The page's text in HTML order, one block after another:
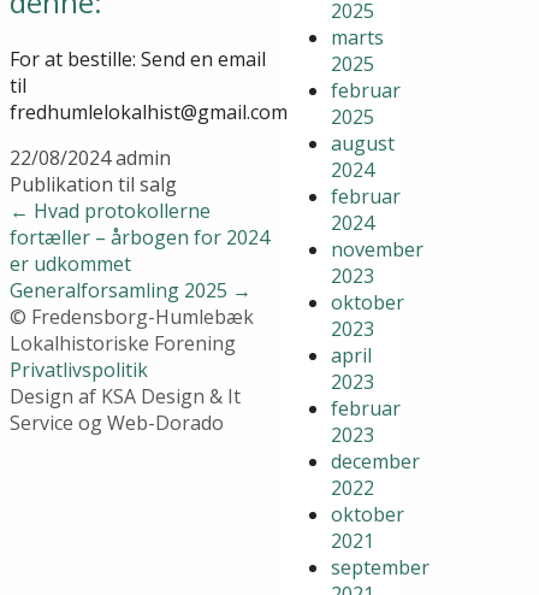
2025
marts
2025
februar
2025
august
2024
februar
2024
november
2023
oktober
2023
april
2023
februar
2023
december
2022
oktober
2021
september
For at bestille: Send en email
til
fredhumlelokalhist@gmail.com
22/08/2024admin
Publikation til salg
← Hvad protokollerne
fortæller – årbogen for 2024
er udkommet
Generalforsamling 2025 →
© Fredensborg-Humlebæk
Lokalhistoriske Forening
Privatlivspolitik
Design af KSA Design & It
Service og Web-Dorado